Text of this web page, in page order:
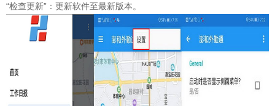
“检查更新”：更新软件至最新版本。